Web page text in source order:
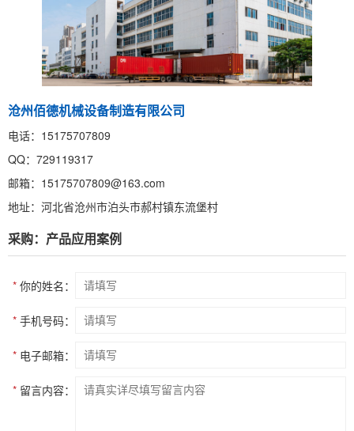
沧州佰德机械设备制造有限公司
电话：15175707809
QQ：729119317
邮箱：15175707809@163.com
地址：河北省沧州市泊头市郝村镇东流堡村
采购：产品应用案例
* 你的姓名：
* 手机号码：
* 电子邮箱：
* 留言内容：